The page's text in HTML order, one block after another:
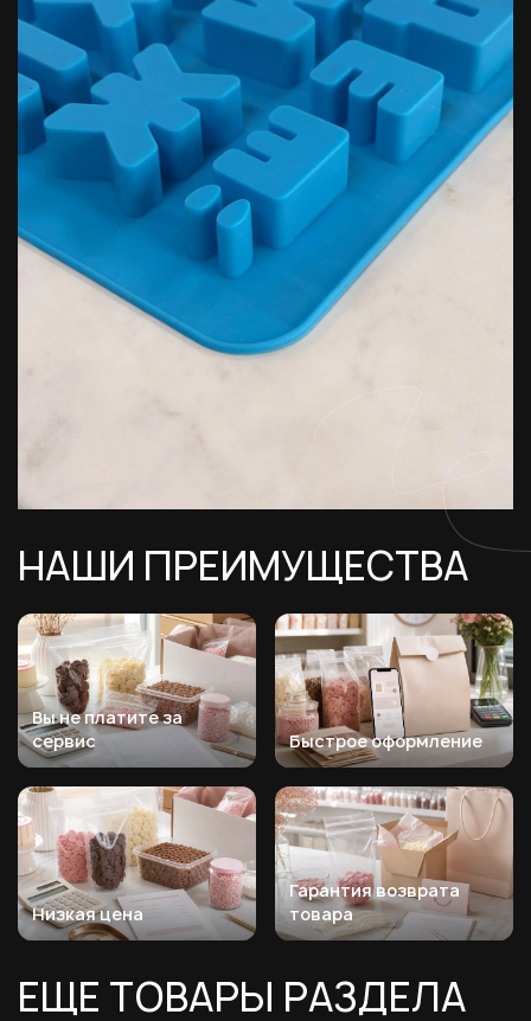
НАШИ ПРЕИМУЩЕСТВА
Вы не платите за
сервис
Быстрое оформление
Низкая цена
Гарантия возврата
товара
ЕЩЕ ТОВАРЫ РАЗДЕЛА